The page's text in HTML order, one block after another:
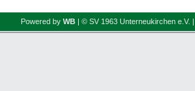
Powered by WB | © SV 1963 Unterneukirchen e.V.